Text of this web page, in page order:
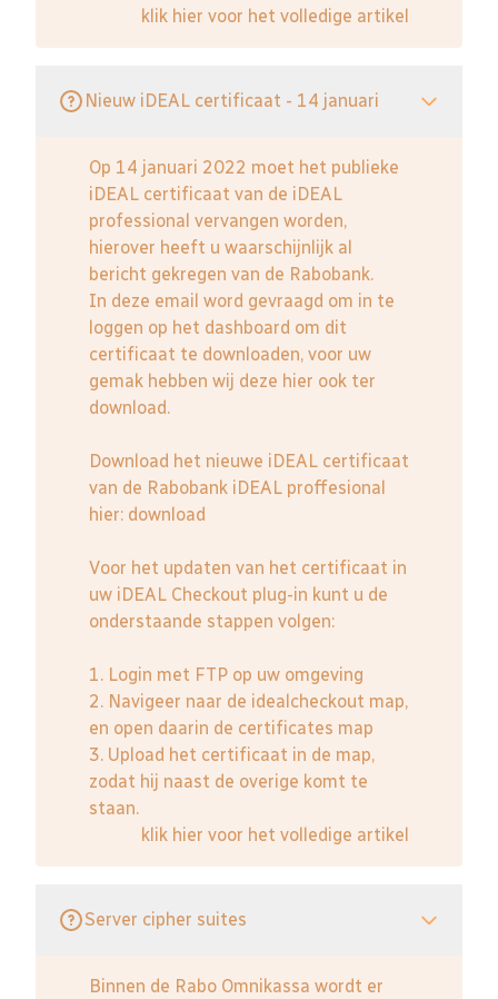
klik hier voor het volledige artikel
Nieuw iDEAL certificaat - 14 januari
Op 14 januari 2022 moet het publieke
iDEAL certificaat van de iDEAL
professional vervangen worden,
hierover heeft u waarschijnlijk al
bericht gekregen van de Rabobank.
In deze email word gevraagd om in te
loggen op het dashboard om dit
certificaat te downloaden, voor uw
gemak hebben wij deze hier ook ter
download.
Download het nieuwe iDEAL certificaat
van de Rabobank iDEAL proffesional
hier: download
Voor het updaten van het certificaat in
uw iDEAL Checkout plug-in kunt u de
onderstaande stappen volgen:
1. Login met FTP op uw omgeving
2. Navigeer naar de idealcheckout map,
en open daarin de certificates map
3. Upload het certificaat in de map,
zodat hij naast de overige komt te
staan.
klik hier voor het volledige artikel
Server cipher suites
Binnen de Rabo Omnikassa wordt er